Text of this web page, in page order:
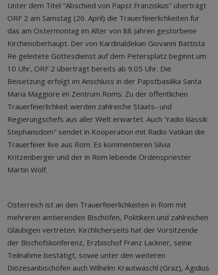
Unter dem Titel "Abschied von Papst Franziskus" überträgt
ORF 2 am Samstag (26. April) die Trauerfeierlichkeiten für
das am Ostermontag im Alter von 88 Jahren gestorbene
Kirchenoberhaupt. Der von Kardinaldekan Giovanni Battista
Re geleitete Gottesdienst auf dem Petersplatz beginnt um
10 Uhr, ORF 2 überträgt bereits ab 9.05 Uhr. Die
Beisetzung erfolgt im Anschluss in der Papstbasilika Santa
Maria Maggiore im Zentrum Roms. Zu der öffentlichen
Trauerfeierlichkeit werden zahlreiche Staats- und
Regierungschefs aus aller Welt erwartet. Auch "radio klassik
Stephansdom" sendet in Kooperation mit Radio Vatikan die
Trauerfeier live aus Rom. Es kommentieren Silvia
Kritzenberger und der in Rom lebende Ordenspriester
Martin Wolf.
Österreich ist an den Trauerfeierlichkeiten in Rom mit
mehreren amtierenden Bischöfen, Politikern und zahlreichen
Gläubigen vertreten. Kirchlicherseits hat der Vorsitzende
der Bischofskonferenz, Erzbischof Franz Lackner, seine
Teilnahme bestätigt, sowie unter den weiteren
Diözesanbischöfen auch Wilhelm Krautwaschl (Graz), Ägidius